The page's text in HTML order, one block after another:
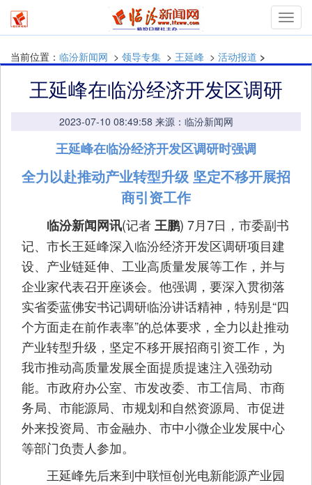
当前位置： 临汾新闻网 > 领导专集 > 王延峰 > 活动报道 >
王延峰在临汾经济开发区调研
2023-07-10 08:49:58 来源：临汾新闻网
王延峰在临汾经济开发区调研时强调
全力以赴推动产业转型升级 坚定不移开展招
商引资工作
临汾新闻网讯(记者王鹏) 7月7日，市委副书
记、市长王延峰深入临汾经济开发区调研项目建
设、产业链延伸、工业高质量发展等工作，并与
企业家代表召开座谈会。他强调，要深入贯彻落
实省委蓝佛安书记调研临汾讲话精神，特别是“四
个方面走在前作表率”的总体要求，全力以赴推动
产业转型升级，坚定不移开展招商引资工作，为
我市推动高质量发展全面提质提速注入强劲动
能。市政府办公室、市发改委、市工信局、市商
务局、市能源局、市规划和自然资源局、市促进
外来投资局、市金融办、市中小微企业发展中心
等部门负责人参加。
王延峰先后来到中联恒创光电新能源产业园